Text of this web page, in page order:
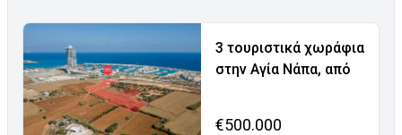
3 τουριστικά χωράφια
στην Αγία Νάπα, από
€500.000